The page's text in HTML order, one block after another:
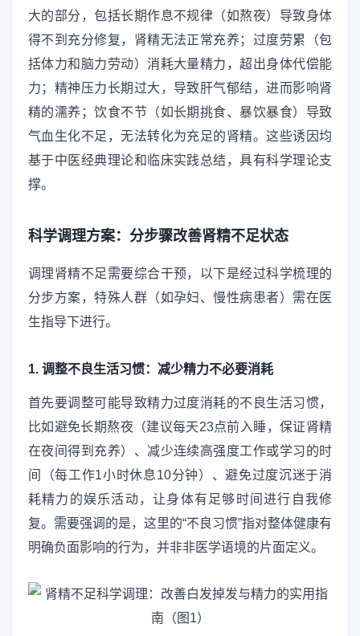
大的部分，包括长期作息不规律（如熬夜）导致身体
得不到充分修复，肾精无法正常充养；过度劳累（包
括体力和脑力劳动）消耗大量精力，超出身体代偿能
力；精神压力长期过大，导致肝气郁结，进而影响肾
精的濡养；饮食不节（如长期挑食、暴饮暴食）导致
气血生化不足，无法转化为充足的肾精。这些诱因均
基于中医经典理论和临床实践总结，具有科学理论支
撑。
科学调理方案：分步骤改善肾精不足状态
调理肾精不足需要综合干预，以下是经过科学梳理的
分步方案，特殊人群（如孕妇、慢性病患者）需在医
生指导下进行。
1. 调整不良生活习惯：减少精力不必要消耗
首先要调整可能导致精力过度消耗的不良生活习惯，
比如避免长期熬夜（建议每天23点前入睡，保证肾精
在夜间得到充养）、减少连续高强度工作或学习的时
间（每工作1小时休息10分钟）、避免过度沉迷于消
耗精力的娱乐活动，让身体有足够时间进行自我修
复。需要强调的是，这里的“不良习惯”指对整体健康有
明确负面影响的行为，并非非医学语境的片面定义。